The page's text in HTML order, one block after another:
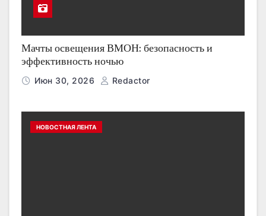
Мачты освещения ВМОН: безопасность и
эффективность ночью
Июн 30, 2026 Redactor
НОВОСТНАЯ ЛЕНТА